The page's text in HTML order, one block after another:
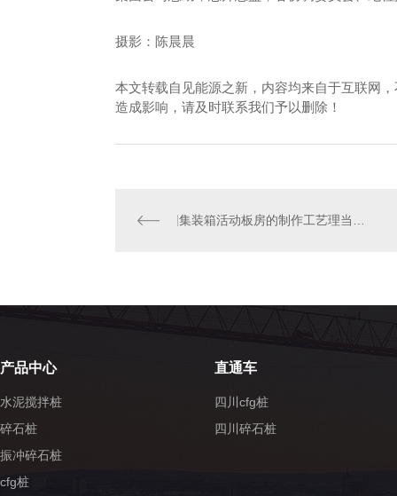
摄影：陈晨晨
本文转载自见能源之新，内容均来自于互联网
造成影响，请及时联系我们予以删除！
集装箱活动板房的制作工艺理当如何去开展把控？
产品中心
水泥搅拌桩
碎石桩
振冲碎石桩
cfg桩
直通车
四川cfg桩
四川碎石桩